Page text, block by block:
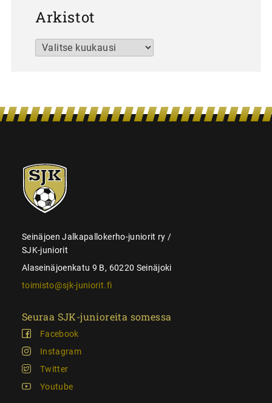
Arkistot
Arkistot
SJK-
juniorit
Seinäjoen Jalkapallokerho-juniorit ry /
SJK-juniorit
Alaseinäjoenkatu 9 B, 60220 Seinäjoki
toimisto@sjk-juniorit.fi
Seuraa SJK-junioreita somessa
Facebook
Instagram
Twitter
Youtube